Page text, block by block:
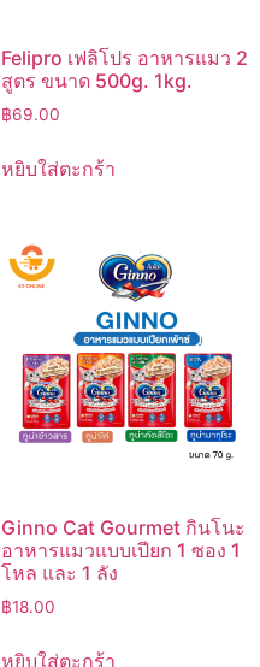
Felipro เฟลิโปร อาหารแมว 2
สูตร ขนาด 500g. 1kg.
฿69.00
หยิบใส่ตะกร้า
Ginno Cat Gourmet กินโนะ
อาหารแมวแบบเปียก 1 ซอง 1
โหล และ 1 ลัง
฿18.00
หยิบใส่ตะกร้า